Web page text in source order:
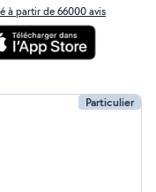
à partir de 66000 avis
Particulier